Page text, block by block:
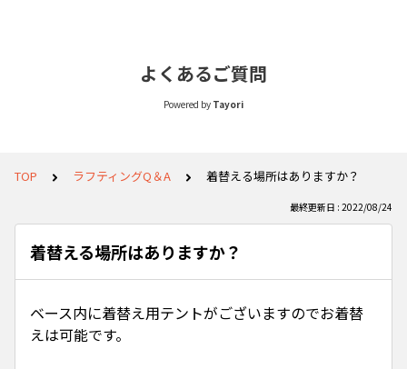
よくあるご質問
Powered by Tayori
TOP ラフティングQ＆A 着替える場所はありますか？
最終更新日 : 2022/08/24
着替える場所はありますか？
ベース内に着替え用テントがございますのでお着替
えは可能です。